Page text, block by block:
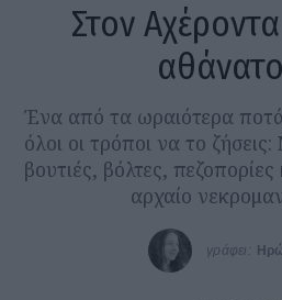
Στον
Ένα από τα ωραιότερα
όλοι οι τρόποι να το
βουτιές, βόλτες,
αρχαίο
γράφει: